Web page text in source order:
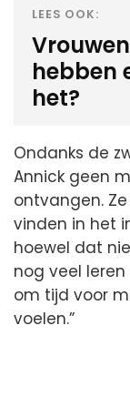
LEES OOK:
hebben
het?
Ondanks de
Annick geen
ontvangen.
vinden in het
hoewel dat
nog veel
om tijd voor
voelen.”